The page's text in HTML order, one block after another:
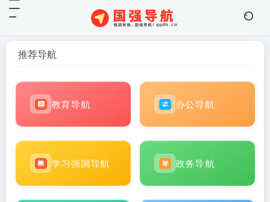
推荐导航
教育导航 办公导航
学习强国导航 政务导航